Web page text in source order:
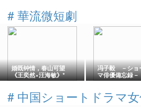
# 華流微短劇
婚既钟情，春山可望
《王奕然×汪海敏》*
冯子毅 －ショ
マ俳優備忘録－
# 中国ショートドラマ